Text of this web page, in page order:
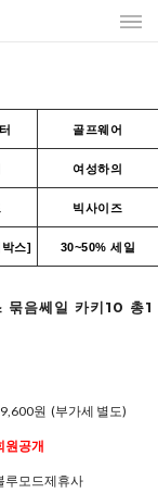
골프웨어
여성하의
빅사이즈
스] 30~50% 세일
음쎄일 카키10 총1
원 (부가세 별도)
원공개
루모드제휴사